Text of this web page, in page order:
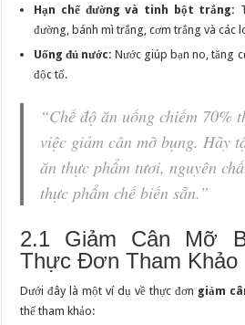
Hạn chế đường và tinh bột trắng:
đường, bánh mì trắng, cơm trắng và các
Uống đủ nước: Nước giúp bạn no, tăng
độc tố.
“Chế độ ăn uống chiếm 70%
việc giảm cân mỡ bụng. Hãy
ăn thực phẩm tươi, nguyên
thực phẩm chế biến sẵn.”
2.1 Giảm Cân Mỡ
Thực Đơn Tham Khảo
Dưới đây là một ví dụ về thực đơn giảm
thể tham khảo: